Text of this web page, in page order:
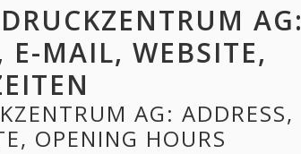
AG:
E-MAIL, WEBSITE,
AG: ADDRESS,
OPENING HOURS